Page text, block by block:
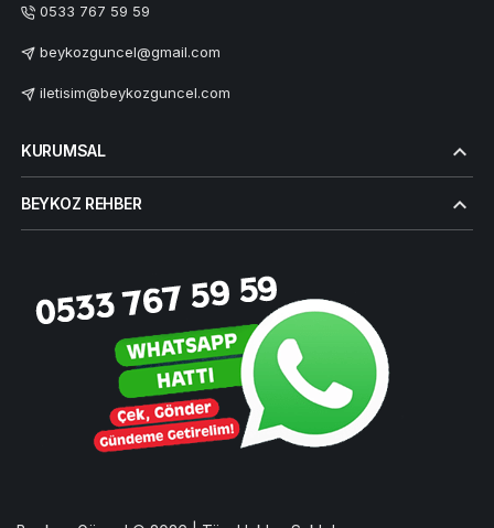
0533 767 59 59
beykozguncel@gmail.com
iletisim@beykozguncel.com
KURUMSAL
BEYKOZ REHBER